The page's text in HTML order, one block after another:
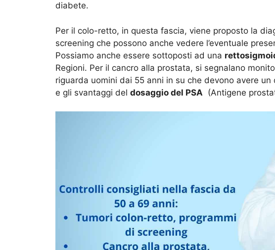
diabete.
Per il colo-retto, in questa fascia, viene proposto la
screening che possono anche vedere l’eventuale
Possiamo anche essere sottoposti ad una
Regioni. Per il cancro alla prostata, si segnalano
riguarda uomini dai 55 anni in su che devono avere
e gli svantaggi del dosaggio del PSA (Antigene